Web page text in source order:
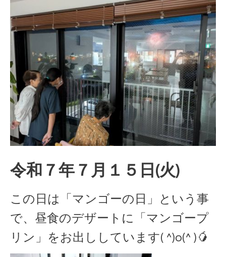
令和７年７月１５日(火)
この日は「マンゴーの日」という事
で、昼食のデザートに「マンゴープ
リン」をお出ししています( ^)o(^ )🥭